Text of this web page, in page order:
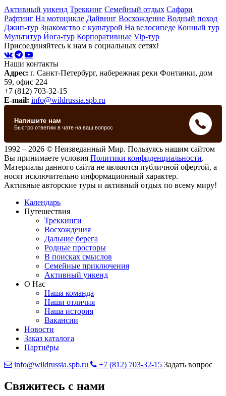
Активный уикенд Треккинг Семейный отдых Сафари
Рафтинг На мотоцикле Дайвинг Восхождение Водный поход
Джип-тур Знакомство с культурой На велосипеде Конный тур
Мультитур Йога-тур Корпоративные Vip-тур
Присоединяйтесь к нам в социальных сетях!
Наши контакты
Адрес: г. Санкт-Петербург, набережная реки Фонтанки, дом
59, офис 224
+7 (812) 703-32-15
E-mail: info@wildrussia.spb.ru
1992 – 2026 © Неизведанный Мир. Пользуясь нашим сайтом
Вы принимаете условия Политики конфиденциальности.
Материалы данного сайта не являются публичной офертой, а
носят исключительно информационный характер.
Активные авторские туры и активный отдых по всему миру!
Календарь
Путешествия
Треккинги
Восхождения
Дальние берега
Родные просторы
В поисках смыслов
Семейные приключения
Активный уикенд
О Нас
Наша команда
Наши отличия
Наша история
Вакансии
Новости
Заказ каталога
Партнёры
info@wildrussia.spb.ru
+7 (812) 703-32-15 Задать вопрос
Свяжитесь с нами